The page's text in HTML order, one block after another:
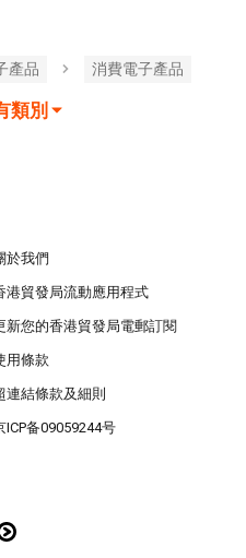
產品 消費電子產品
類別
於我們
港貿發局流動應用程式
新您的香港貿發局電郵訂閱
用條款
連結條款及細則
ICP备09059244号